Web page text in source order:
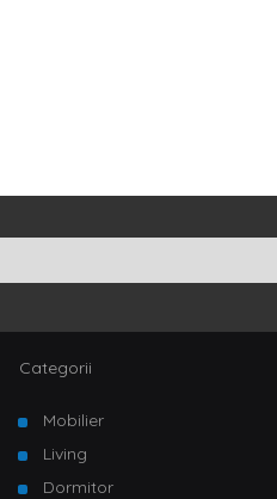
Categorii
Mobilier
Living
Dormitor